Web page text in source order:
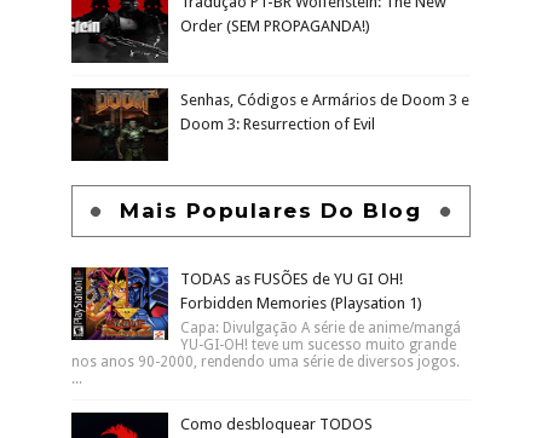
Order (SEM PROPAGANDA!)
Senhas, Códigos e Armários de Doom 3 e
Doom 3: Resurrection of Evil
Mais Populares Do Blog
TODAS as FUSÕES de YU GI OH!
Forbidden Memories (Playsation 1)
Capa: Divulgação A série de anime/mangá
YU-GI-OH! teve um sucesso muito grande
nos anos 90-2000, rendendo uma série de diversos jogos.
...
Como desbloquear TODOS